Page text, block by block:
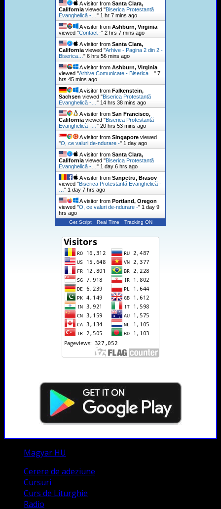
A visitor from Santa Clara,
Californiaviewed "Biserica Protestantă
Evanghelică -…" 1 hr 7 mins ago
A visitor from Ashburn, Virginia
viewed "Contact -" 2 hrs 7 mins ago
A visitor from Santa Clara,
Californiaviewed "Arhive - Pagina 2 din 2 -
Biserica…" 6 hrs 56 mins ago
A visitor from Ashburn, Virginia
viewed "Arhive Comunicate - Biserica…" 7
hrs 45 mins ago
A visitor from Falkenstein,
Sachsen viewed "Biserica Protestantă
Evanghelică -…" 14 hrs 38 mins ago
A visitor from San Francisco,
Californiaviewed "Biserica Protestantă
Evanghelică -…" 20 hrs 53 mins ago
A visitor from Singaporeviewed
"O, ce valuri de-ndurare -" 1 day ago
A visitor from Santa Clara,
Californiaviewed "Biserica Protestantă
Evanghelică -…" 1 day 6 hrs ago
A visitor from Sanpetru, Brasov
viewed "Biserica Protestantă Evanghelică -
…" 1 day 7 hrs ago
A visitor from Portland, Oregon
viewed "O, ce valuri de-ndurare -" 1 day 9
hrs ago
Get Script Real Time Tracking ON
Magyar HU
Cerere de adeziune
Cursuri
Curs de Liturghie
Radio